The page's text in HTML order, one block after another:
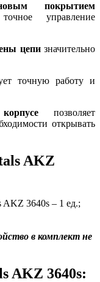
покрытием
управление
цепизначительно
точную работу и
позволяет
открывать
AKZ
AKZ 3640s – 1 ед.;
в комплект не
AKZ 3640s: